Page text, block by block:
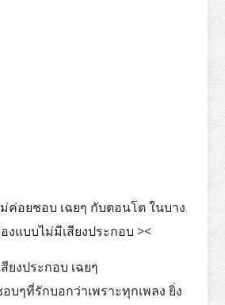
ค่อยชอบ เฉยๆ กับตอนโต ในบาง
องแบบไม่มีเสียงประกอบ ><
สียงประกอบ เฉยๆ
บๆที่รักบอกว่าเพราะทุกเพลง ยิ่ง